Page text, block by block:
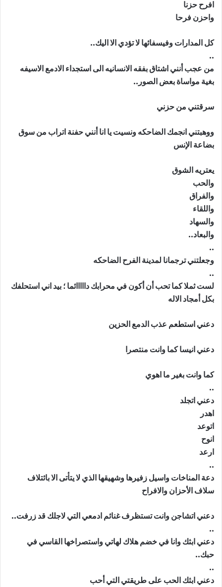
افرح حزنا
واحزن فرحا
كل المدارات وفيسفائها لا تؤدي الا اليك..
..
من عجب أنني اشتاق بفقه الانسانيه الى استجداء الادمع الاسيفه
بغية مواساة بعض الصور..
سرقتني من حزني
ووهبتني انجمك الضاحكه ونسيت يا انا أنني حفنة اتراب من سوق
بضاعة الإنس
يعتريه الشوق
والحب
والفراق
واللقاء
والسهاد
والبعاد..
..
وجعلتني ترجمانا لمدينة الفرح الضاحكه
..
لست ثملا كما تحب أن أكون في محرابك دااااائما ؛ بيد اني استحلفك
بكل أمجاد الاله
دعني استطعم عذب الدمع الحزين
دعني انيسا كما وانت منتصرا
كما وانت بغير ما اهوي
..
دعني اتجلد
اهدر
اتوعد
انوح
ارعد
..
دعة المناخات واسيل زفيرها وشهيقها الذي لا يتأتى الا بائتلاف
سلاف الأحزان والافراح
دعني اتشاجن وانت تستظرف غنائم ادمعي التي لاجلك قد زرفت..
..
دعني ابثك وانا في خضم هلاك لهاتي واستصراخها القاسي في
حبك..
..
دعني ابثك الحب على طريقتي التي أحب